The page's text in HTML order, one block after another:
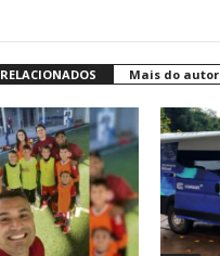
Mais do autor